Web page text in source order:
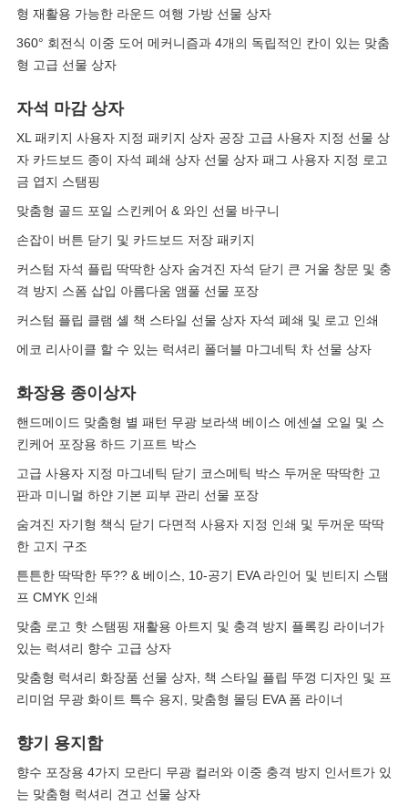
형 재활용 가능한 라운드 여행 가방 선물 상자
360° 회전식 이중 도어 메커니즘과 4개의 독립적인 칸이 있는 맞춤
형 고급 선물 상자
자석 마감 상자
XL 패키지 사용자 지정 패키지 상자 공장 고급 사용자 지정 선물 상
자 카드보드 종이 자석 폐쇄 상자 선물 상자 패그 사용자 지정 로고
금 엽지 스탬핑
맞춤형 골드 포일 스킨케어 & 와인 선물 바구니
손잡이 버튼 닫기 및 카드보드 저장 패키지
커스텀 자석 플립 딱딱한 상자 숨겨진 자석 닫기 큰 거울 창문 및 충
격 방지 스폼 삽입 아름다움 앰풀 선물 포장
커스텀 플립 클램 셸 책 스타일 선물 상자 자석 폐쇄 및 로고 인쇄
에코 리사이클 할 수 있는 럭셔리 폴더블 마그네틱 차 선물 상자
화장용 종이상자
핸드메이드 맞춤형 별 패턴 무광 보라색 베이스 에센셜 오일 및 스
킨케어 포장용 하드 기프트 박스
고급 사용자 지정 마그네틱 닫기 코스메틱 박스 두꺼운 딱딱한 고
판과 미니멀 하얀 기본 피부 관리 선물 포장
숨겨진 자기형 책식 닫기 다면적 사용자 지정 인쇄 및 두꺼운 딱딱
한 고지 구조
튼튼한 딱딱한 뚜?? & 베이스, 10-공기 EVA 라인어 및 빈티지 스탬
프 CMYK 인쇄
맞춤 로고 핫 스탬핑 재활용 아트지 및 충격 방지 플록킹 라이너가
있는 럭셔리 향수 고급 상자
맞춤형 럭셔리 화장품 선물 상자, 책 스타일 플립 뚜껑 디자인 및 프
리미엄 무광 화이트 특수 용지, 맞춤형 몰딩 EVA 폼 라이너
향기 용지함
향수 포장용 4가지 모란디 무광 컬러와 이중 충격 방지 인서트가 있
는 맞춤형 럭셔리 견고 선물 상자